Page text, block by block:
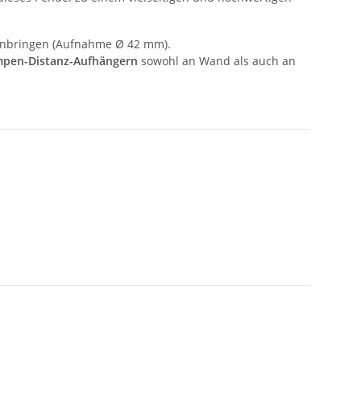
(Aufnahme Ø 42 mm).
Distanz-Aufhängern sowohl an Wand als auch an